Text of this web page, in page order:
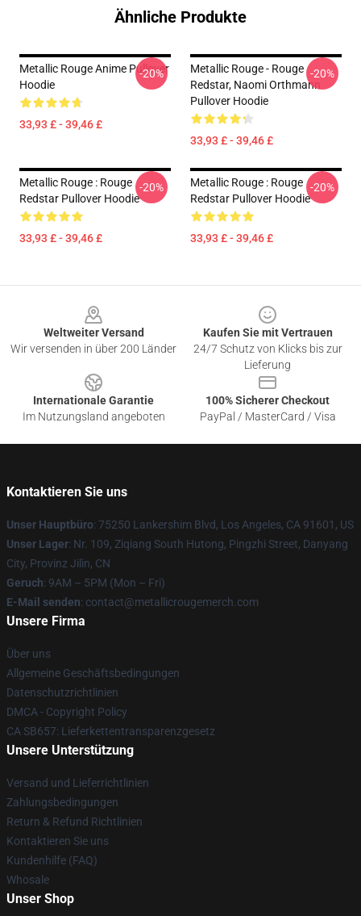
Ähnliche Produkte
Metallic Rouge Anime Pullover
Hoodie
33,93 £ - 39,46 £
-20%
Metallic Rouge - Rouge
Redstar, Naomi Orthmann
Pullover Hoodie
33,93 £ - 39,46 £
-20%
Metallic Rouge : Rouge
Redstar Pullover Hoodie
33,93 £ - 39,46 £
-20%
Metallic Rouge : Rouge
Redstar Pullover Hoodie
33,93 £ - 39,46 £
-20%
Weltweiter Versand
Wir versenden in über 200 Länder
Kaufen Sie mit Vertrauen
24/7 Schutz von Klicks bis zur
Lieferung
Internationale Garantie
Im Nutzungsland angeboten
100% Sicherer Checkout
PayPal / MasterCard / Visa
Kontaktieren Sie uns
Unser Hauptbüro: 75250 Lankershim Blvd, Los Angeles, CA 91601, US
Unser Lager: Nr. 109, Ziqiang South Hutong, Pingzhi Street, Danyang
City, Provinz Jilin, CN
Geruch: 9AM – 5PM (Mon – Fri)
E-Mail senden: contact@metallicrougemerch.com
Unsere Firma
Über uns
Allgemeine Geschäftsbedingungen
Datenschutzrichtlinien
DMCA - Copyright Policy
CA SB657: Lieferkettentransparenzgesetz
Unsere Unterstützung
Versand und Lieferrichtlinien
Zahlungsbedingungen
Return & Refund Richtlinien
Kontaktieren Sie uns
Kundenhilfe (FAQ)
Whosale
Unser Shop